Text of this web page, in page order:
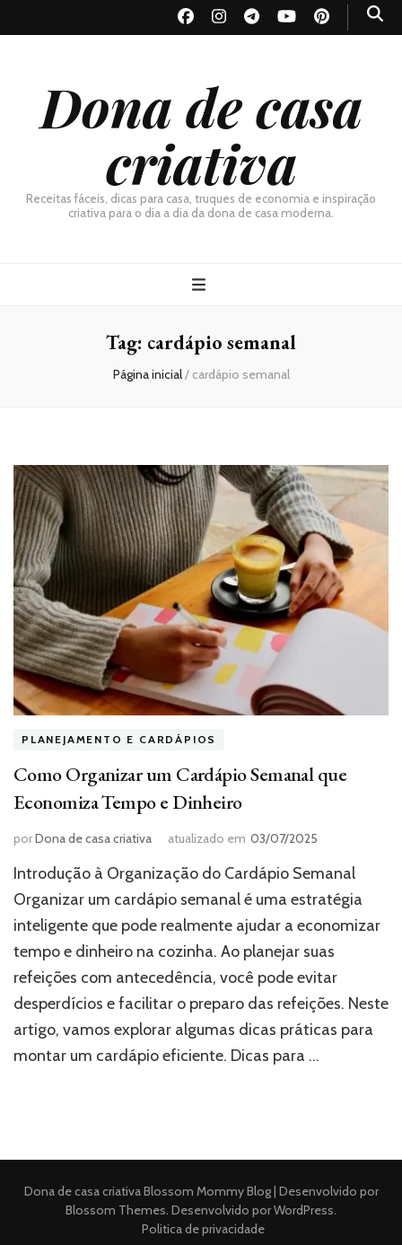
Dona de casa
criativa
Receitas fáceis, dicas para casa, truques de economia e inspiração
criativa para o dia a dia da dona de casa moderna.
Tag: cardápio semanal
Página inicial/ cardápio semanal
PLANEJAMENTO E CARDÁPIOS
Como Organizar um Cardápio Semanal que
Economiza Tempo e Dinheiro
porDona de casa criativa atualizado em 03/07/2025
Introdução à Organização do Cardápio Semanal
Organizar um cardápio semanal é uma estratégia
inteligente que pode realmente ajudar a economizar
tempo e dinheiro na cozinha. Ao planejar suas
refeições com antecedência, você pode evitar
desperdícios e facilitar o preparo das refeições. Neste
artigo, vamos explorar algumas dicas práticas para
montar um cardápio eficiente. Dicas para …
Dona de casa criativaBlossom Mommy Blog | Desenvolvido por
Blossom Themes. Desenvolvido porWordPress.
Politica de privacidade